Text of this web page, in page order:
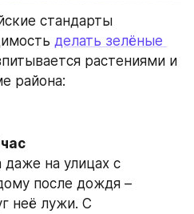
стандарты
делать зелёные
растениями и
района:
на улицах с
после дождя –
неё лужи. С